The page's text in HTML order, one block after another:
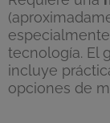
tecnología. El
incluye
opciones de